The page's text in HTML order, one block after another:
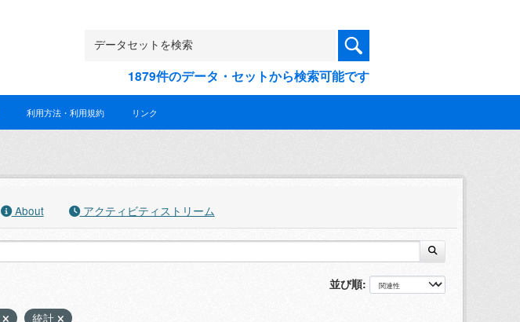
1879件のデータ・セットから検索可能です
利用方法・利用規約 リンク
About アクティビティストリーム
並び順
統計